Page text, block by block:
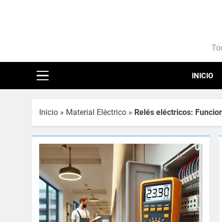
INICIO
Inicio » Material Eléctrico » Relés eléctricos: